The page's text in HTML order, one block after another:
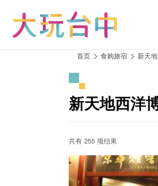
首页 食购旅宿 新天
新天地西洋
共有 255 项结果